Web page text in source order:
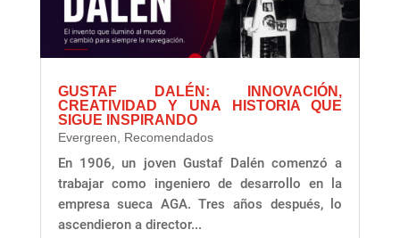
GUSTAF DALÉN: INNOVACIÓN,
CREATIVIDAD Y UNA HISTORIA QUE
SIGUE INSPIRANDO
Evergreen Recomendados
En 1906, un joven Gustaf Dalén comenzó a
trabajar como ingeniero de desarrollo en la
empresa sueca AGA. Tres años después, lo
ascendieron a director...